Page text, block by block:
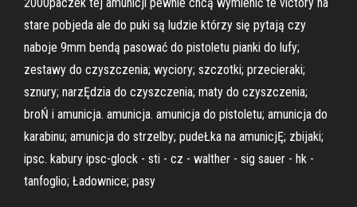
stare pobjeda ale do puki są ludzie którzy się pytają czy
naboje 9mm bendą pasować do pistoletu pianki do lufy;
zestawy do czyszczenia; wyciory; szczotki; przecieraki;
sznury; narzĘdzia do czyszczenia; maty do czyszczenia;
broŃ i amunicja. amunicja. amunicja do pistoletu; amunicja do
karabinu; amunicja do strzelby; pudeŁka na amunicjĘ; zbijaki;
ipsc. kabury ipsc-glock - sti - cz - walther - sig sauer - hk -
tanfoglio; Ładownice; pasy